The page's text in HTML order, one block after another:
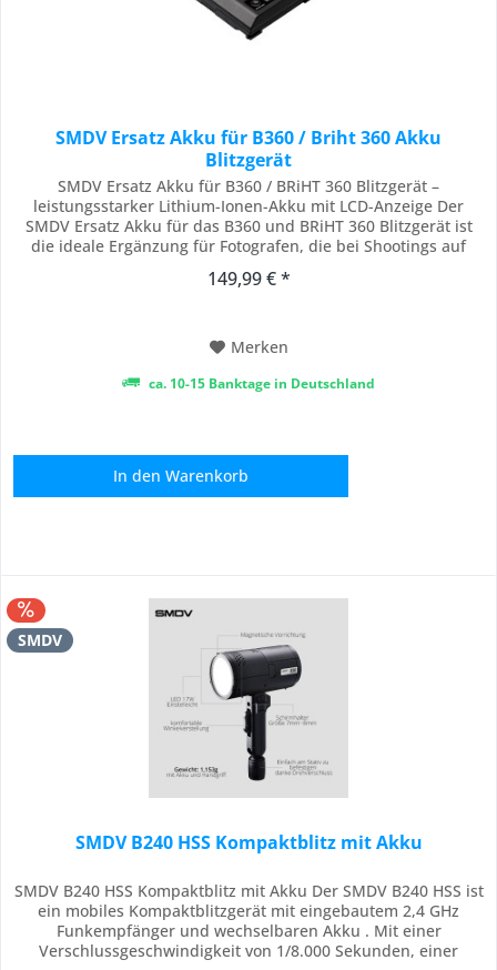
SMDV Ersatz Akku für B360 / Briht 360 Akku
Blitzgerät
SMDV Ersatz Akku für B360 / BRiHT 360 Blitzgerät –
leistungsstarker Lithium-Ionen-Akku mit LCD-Anzeige Der
SMDV Ersatz Akku für das B360 und BRiHT 360 Blitzgerät ist
die ideale Ergänzung für Fotografen, die bei Shootings auf
Studio, bei Outdoor-Shootings, Hochzeiten, Reportagen oder
149,99 € *
Merken
ca. 10-15 Banktage in Deutschland
In den Warenkorb
SMDV
SMDV B240 HSS Kompaktblitz mit Akku
SMDV B240 HSS Kompaktblitz mit Akku Der SMDV B240 HSS ist
ein mobiles Kompaktblitzgerät mit eingebautem 2,4 GHz
Funkempfänger und wechselbaren Akku . Mit einer
Verschlussgeschwindigkeit von 1/8.000 Sekunden, einer